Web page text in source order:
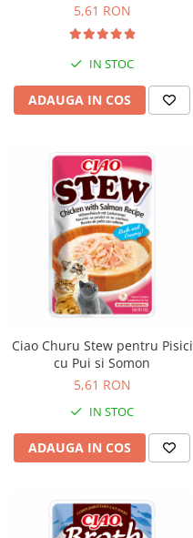
5,61 RON
IN STOC
ADAUGA IN COS
Ciao Churu Stew pentru Pisici
cu Pui si Somon
5,61 RON
IN STOC
ADAUGA IN COS